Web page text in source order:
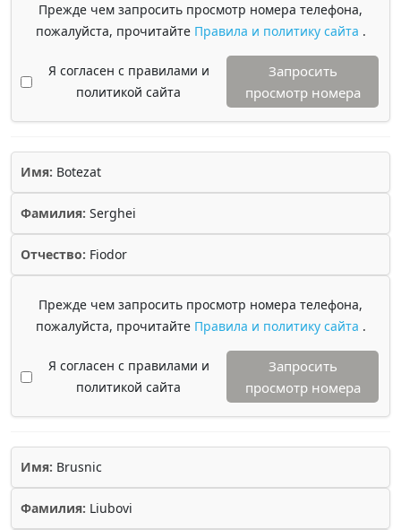
Прежде чем запросить просмотр номера телефона,
пожалуйста, прочитайте Правила и политику сайта .
Я согласен с правилами и
политикой сайта
Запросить
просмотр номера
Имя: Botezat
Фамилия: Serghei
Отчество: Fiodor
Прежде чем запросить просмотр номера телефона,
пожалуйста, прочитайте Правила и политику сайта .
Я согласен с правилами и
политикой сайта
Запросить
просмотр номера
Имя: Brusnic
Фамилия: Liubovi